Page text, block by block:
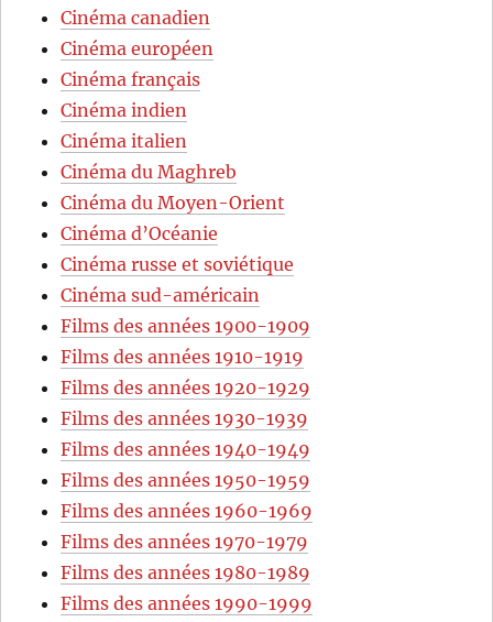
Cinéma canadien
Cinéma européen
Cinéma français
Cinéma indien
Cinéma italien
Cinéma du Maghreb
Cinéma du Moyen-Orient
Cinéma d’Océanie
Cinéma russe et soviétique
Cinéma sud-américain
Films des années 1900-1909
Films des années 1910-1919
Films des années 1920-1929
Films des années 1930-1939
Films des années 1940-1949
Films des années 1950-1959
Films des années 1960-1969
Films des années 1970-1979
Films des années 1980-1989
Films des années 1990-1999